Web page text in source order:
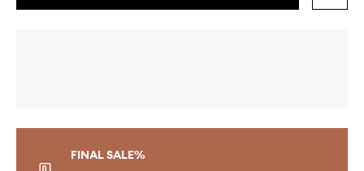
FINAL SALE%